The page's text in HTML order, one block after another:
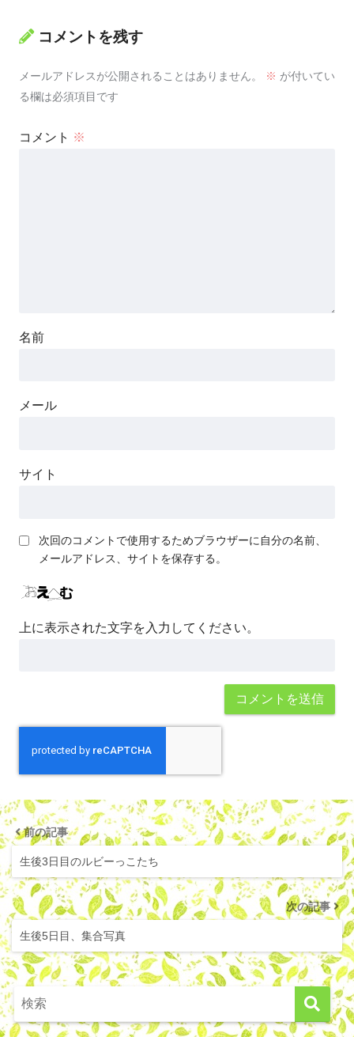
コメントを残す
メールアドレスが公開されることはありません。 ※ が付いてい
る欄は必須項目です
コメント ※
名前
メール
サイト
次回のコメントで使用するためブラウザーに自分の名前、
メールアドレス、サイトを保存する。
上に表示された文字を入力してください。
前の記事
生後3日目のルビーっこたち
次の記事
生後5日目、集合写真